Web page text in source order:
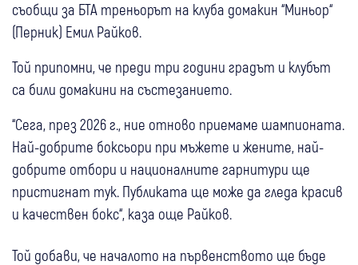
съобщи за БТА треньорът на клуба домакин “Миньор“
(Перник) Емил Райков.
Той припомни, че преди три години градът и клубът
са били домакини на състезанието.
“Сега, през 2026 г., ние отново приемаме шампионата.
Най-добрите боксьори при мъжете и жените, най-
добрите отбори и националните гарнитури ще
пристигнат тук. Публиката ще може да гледа красив
и качествен бокс“, каза още Райков.
Той добави, че началото на първенството ще бъде